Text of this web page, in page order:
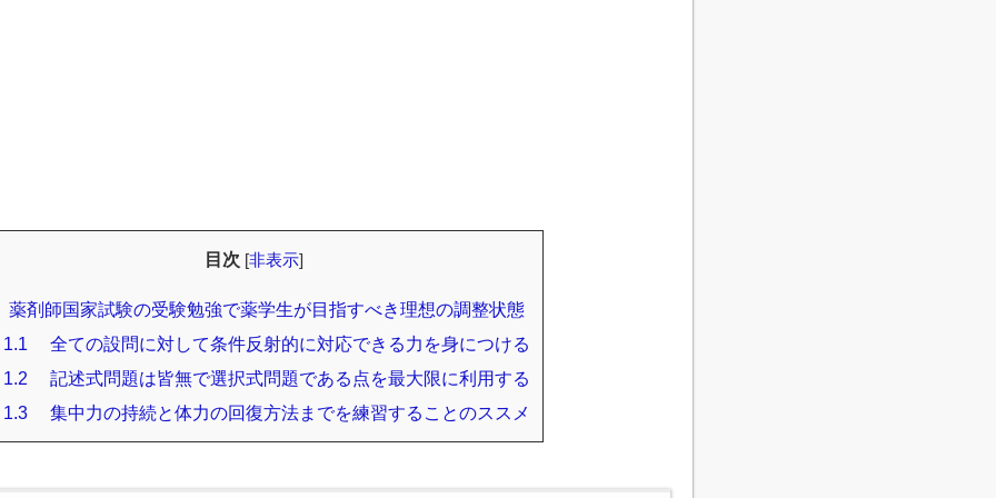
目次 [非表示]
剤師国家試験の受験勉強で薬学生が目指すべき理想の調整状態
1.1 全ての設問に対して条件反射的に対応できる力を身につける
1.2 記述式問題は皆無で選択式問題である点を最大限に利用する
1.3集中力の持続と体力の回復方法までを練習することのススメ